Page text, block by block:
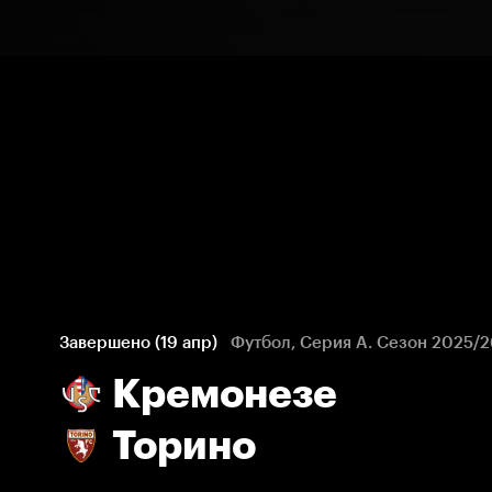
Завершено (19 апр) Футбол, Серия А. Сезон 2025/
Кремонезе
Торино